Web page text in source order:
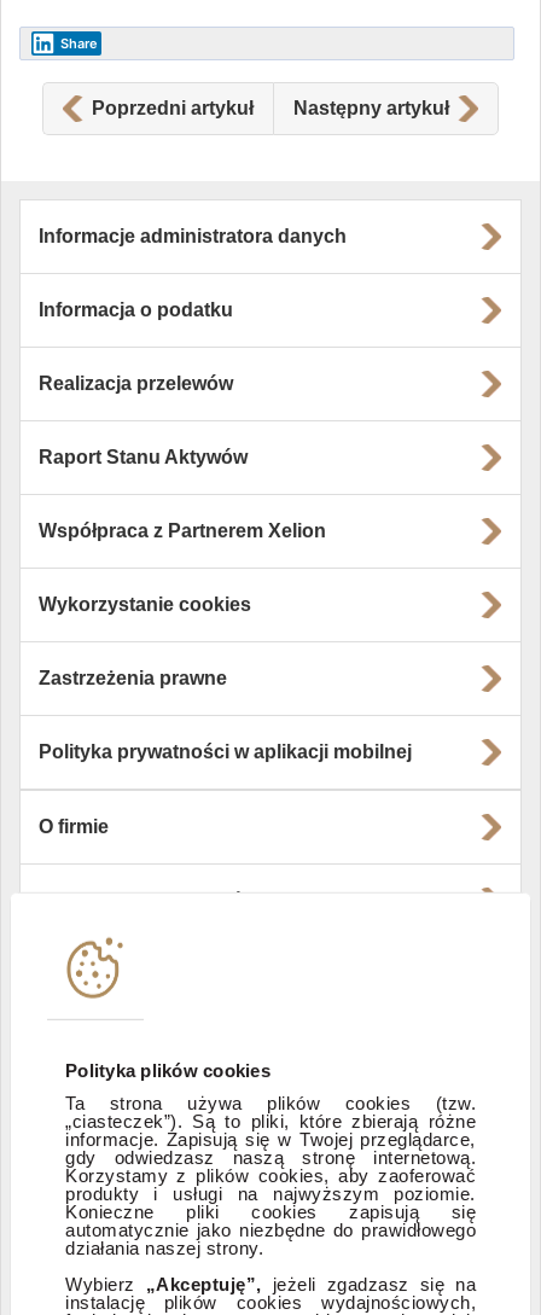
Polityka plików cookies
Ta strona używa plików cookies (tzw.
„ciasteczek”). Są to pliki, które zbierają różne
informacje. Zapisują się w Twojej przeglądarce,
gdy odwiedzasz naszą stronę internetową.
Korzystamy z plików cookies, aby zaoferować
produkty i usługi na najwyższym poziomie.
Konieczne pliki cookies zapisują się
automatycznie jako niezbędne do prawidłowego
działania naszej strony.
Wybierz „Akceptuję”, jeżeli zgadzasz się na
instalację plików cookies wydajnościowych,
Share
Poprzedni artykuł Następny artykuł
Informacje administratora danych
Informacja o podatku
Realizacja przelewów
Raport Stanu Aktywów
Współpraca z Partnerem Xelion
Wykorzystanie cookies
Zastrzeżenia prawne
Polityka prywatności w aplikacji mobilnej
O firmie
Instytucje współpracujące
Zastrzeżenia prawne
ESG